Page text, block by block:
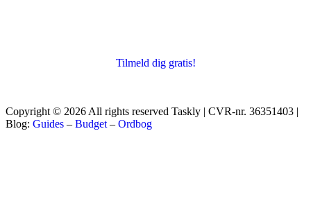
Tilmeld dig gratis!
Copyright © 2026 All rights reserved Taskly | CVR-nr. 36351403 |
Blog: Guides – Budget – Ordbog